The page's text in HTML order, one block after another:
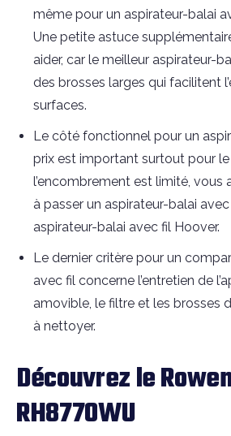
même pour un aspirateur-balai
Une petite astuce
aider, car le meilleur aspirateur-
des brosses larges qui facilitent
surfaces.
Le côté fonctionnel pour un
prix est important surtout pour le
l’encombrement est limité, vous
à passer un aspirateur-balai
aspirateur-balai avec fil Hoover.
Le dernier critère pour un
avec fil concerne l’entretien de
amovible, le filtre et les brosses
à nettoyer.
Découvrez le
RH8770WU